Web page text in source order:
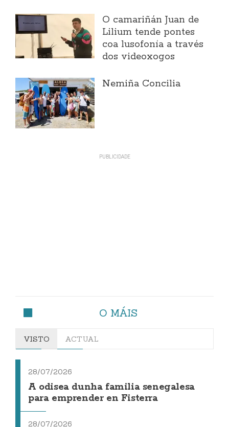
O camariñán Juan de
Lilium tende pontes
coa lusofonía a través
dos videoxogos
Nemiña Concilia
O MÁIS
VISTO ACTUAL
28/07/2026
A odisea dunha familia senegalesa
para emprender en Fisterra
28/07/2026